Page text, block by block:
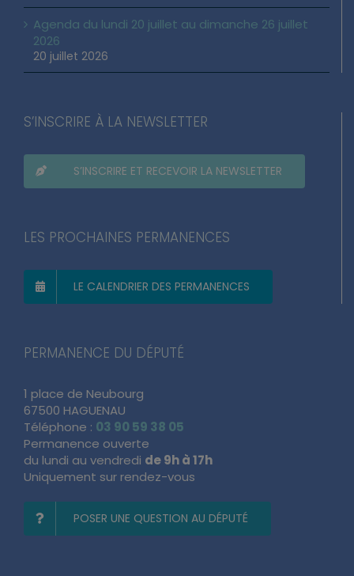
Agenda du lundi 20 juillet au dimanche 26 juillet
2026
20 juillet 2026
S’INSCRIRE À LA NEWSLETTER
S’INSCRIRE ET RECEVOIR LA NEWSLETTER
LES PROCHAINES PERMANENCES
LE CALENDRIER DES PERMANENCES
PERMANENCE DU DÉPUTÉ
1 place de Neubourg
67500 HAGUENAU
Téléphone : 03 90 59 38 05
Permanence ouverte
du lundi au vendredi de 9h à 17h
Uniquement sur rendez-vous
POSER UNE QUESTION AU DÉPUTÉ